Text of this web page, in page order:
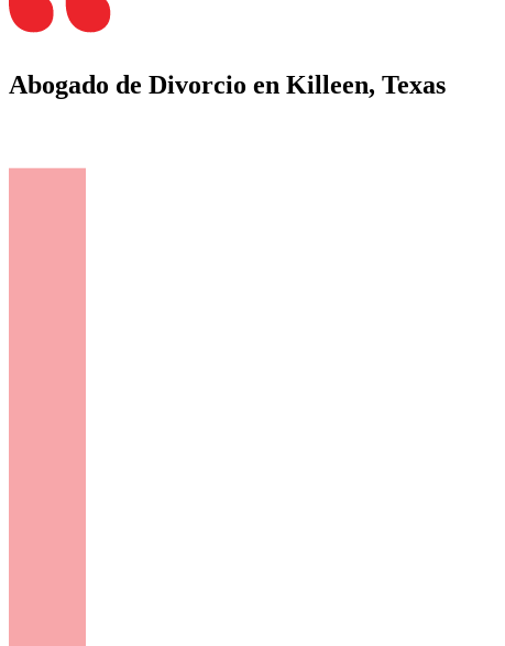
Abogado de Divorcio en Killeen, Texas